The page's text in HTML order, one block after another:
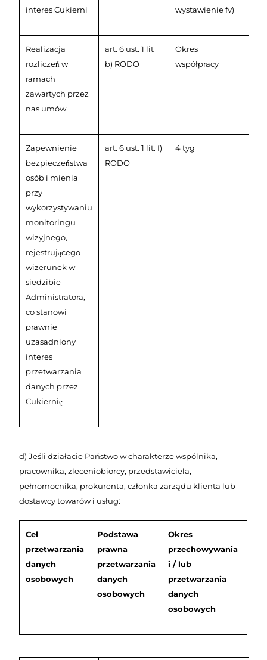
interes Cukierni
wystawienie fv)
Realizacja
rozliczeń w
ramach
zawartych przez
nas umów
art. 6 ust. 1 lit
b) RODO
Okres
współpracy
Zapewnienie
bezpieczeństwa
osób i mienia
przy
wykorzystywaniu
monitoringu
wizyjnego,
rejestrującego
wizerunek w
siedzibie
Administratora,
co stanowi
prawnie
uzasadniony
interes
przetwarzania
danych przez
Cukiernię
art. 6 ust. 1 lit. f)
RODO
4 tyg
d) Jeśli działacie Państwo w charakterze wspólnika,
pracownika, zleceniobiorcy, przedstawiciela,
pełnomocnika, prokurenta, członka zarządu klienta lub
dostawcy towarów i usług:
Cel
przetwarzania
danych
osobowych
Podstawa
prawna
przetwarzania
danych
osobowych
Okres
przechowywania
i / lub
przetwarzania
danych
osobowych